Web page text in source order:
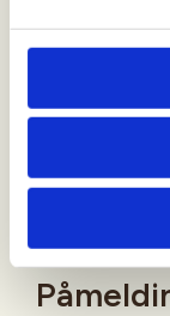
"Breivikskiftet
gange til